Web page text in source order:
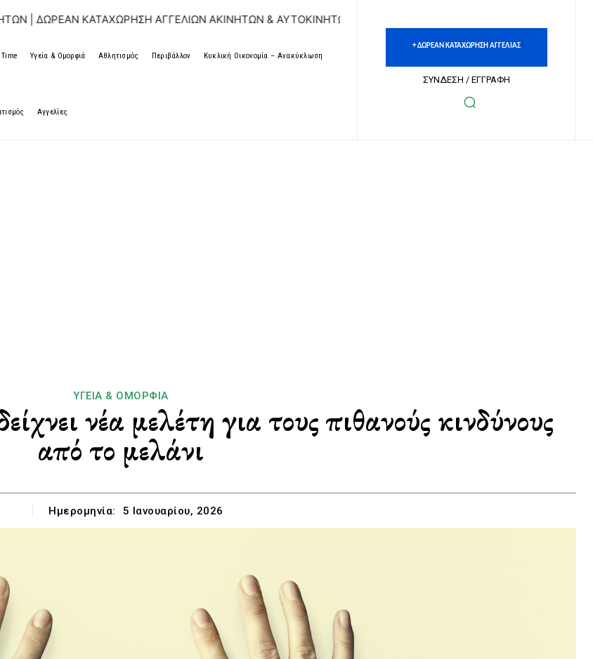
ΚΑΤΑΧΩΡΗΣΗ ΑΓΓΕΛΙΩΝ ΑΚΙΝΗΤΩΝ & ΑΥΤΟΚΙΝΗΤΩΝ | ΔΩΡΕΑΝ ΚΑΤΑΧΩΡΗΣΗ ΑΓΓΕΛΙΩΝ ΑΚΙΝΗΤΩΝ &
Υγεία & Ομορφιά Αθλητισμός Περιβάλλον Κυκλική Οικονομία – Ανακύκλωση
Αγγελίες
+ ΔΩΡΕΑΝ ΚΑΤΑΧΩΡΗΣΗ ΑΓΓΕΛΙΑΣ
ΣΥΝΔΕΣΗ / ΕΓΓΡΑΦΗ
ΥΓΕΊΑ & ΟΜΟΡΦΙΆ
νέα μελέτη για τους πιθανούς κινδύνους
από το μελάνι
Ημερομηνία: 5 Ιανουαρίου, 2026